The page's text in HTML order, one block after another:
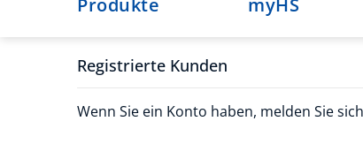
Registrierte Kunden
Wenn Sie ein Konto haben, melden Sie